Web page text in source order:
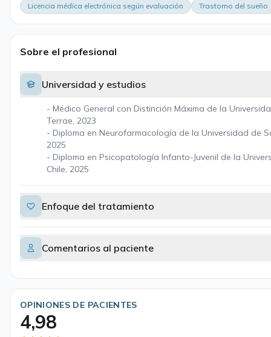
Licencia médica electrónica según evaluación
Trastorno del sueño
Sobre el profesional
Universidad y estudios
- Médico General con Distinción Máxima de la
Terrae, 2023
- Diploma en Neurofarmacología de la Universidad de
2025
- Diploma en Psicopatología Infanto-Juvenil de la
Chile, 2025
Enfoque del tratamiento
Comentarios al paciente
OPINIONES DE PACIENTES
4,98